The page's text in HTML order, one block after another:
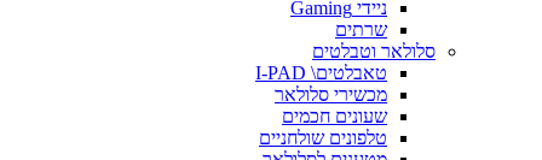
ניידי Gaming
שרתים
סלולאר וטבלטים
טאבלטים\ I-PAD
מכשירי סלולאר
שעונים חכמים
טלפונים שולחניים